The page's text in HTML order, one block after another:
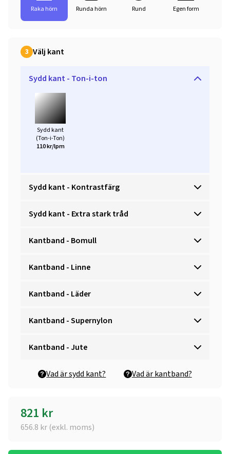
Raka hörn Runda hörn Rund Egen form
3 Välj kant
Sydd kant - Ton-i-ton
Sydd kant
(Ton-i-Ton)
110 kr/lpm
Sydd kant - Kontrastfärg
Sydd kant - Extra stark tråd
Kantband - Bomull
Kantband - Linne
Kantband - Läder
Kantband - Supernylon
Kantband - Jute
Vad är sydd kant? Vad är kantband?
821 kr
656.8 kr (exkl. moms)